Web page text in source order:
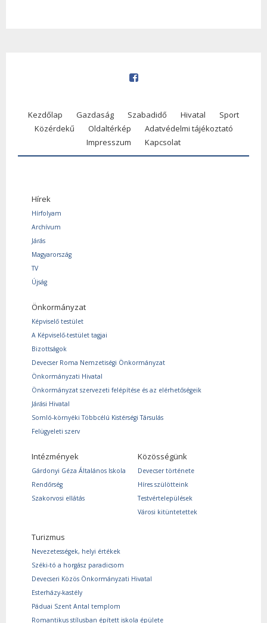
Kezdőlap Gazdaság Szabadidő Hivatal
Sport
Közérdekű
Oldaltérkép
Adatvédelmi tájékoztató
Impresszum
Kapcsolat
Hírek
Hírfolyam
Archívum
Járás
Magyarország
TV
Újság
Önkormányzat
Képviselő testület
A Képviselő-testület tagjai
Bizottságok
Devecser Roma Nemzetiségi Önkormányzat
Önkormányzati Hivatal
Önkormányzat szervezeti felépítése és az elérhetőségeik
Járási Hivatal
Somló-környéki Többcélú Kistérségi Társulás
Felügyeleti szerv
Intézmények
Gárdonyi Géza Általános Iskola
Rendőrség
Szakorvosi ellátás
Közösségünk
Devecser története
Híres szülötteink
Testvértelepülések
Városi kitüntetettek
Turizmus
Nevezetességek, helyi értékek
Széki-tó a horgász paradicsom
Devecseri Közös Önkormányzati Hivatal
Esterházy-kastély
Páduai Szent Antal templom
Romantikus stílusban épített iskola épülete